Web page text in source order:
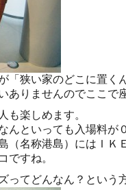
「狭い家のどこに置く
ありませんのでここで
も楽しめます。
んといっても入場料が
（名称港島）にはＩＫ
ですね。
ってどんなん？という